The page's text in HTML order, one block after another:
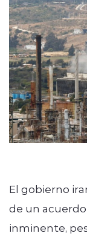
El gobierno
de un
inminente,